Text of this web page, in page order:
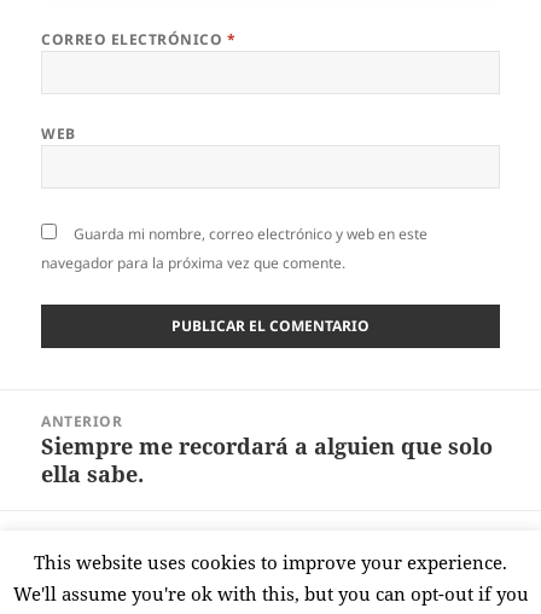
CORREO ELECTRÓNICO *
WEB
Guarda mi nombre, correo electrónico y web en este
navegador para la próxima vez que comente.
entradas
ANTERIOR
Entrada
anterior:
Siempre me recordará a alguien que solo
ella sabe.
Entrada
siguiente:
Claudia la bella.
This website uses cookies to improve your experience.
We'll assume you're ok with this, but you can opt-out if you